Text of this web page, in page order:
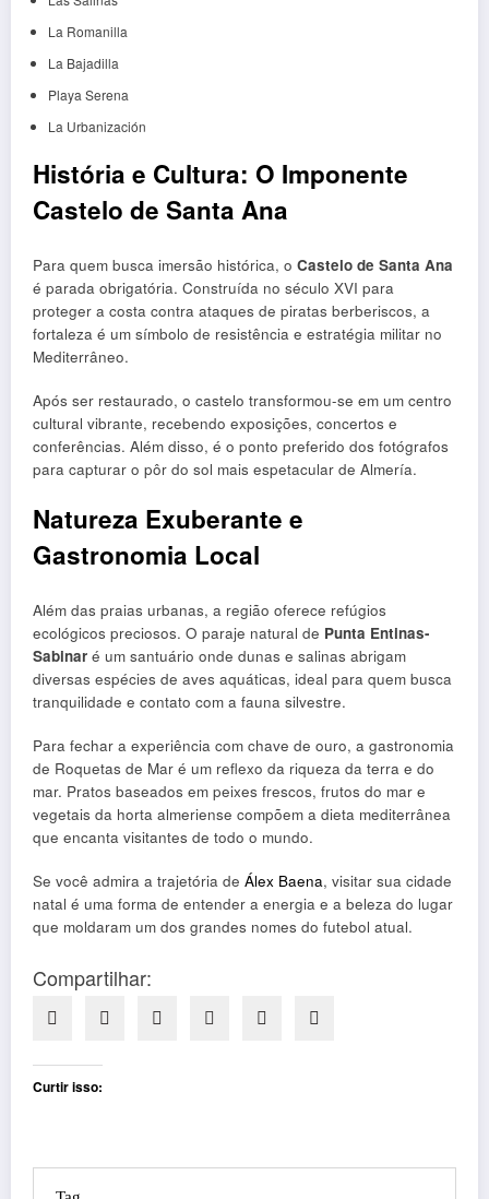
La Romanilla
La Bajadilla
Playa Serena
La Urbanización
História e Cultura: O Imponente
Castelo de Santa Ana
Para quem busca imersão histórica, o Castelo de Santa Ana
é parada obrigatória. Construída no século XVI para
proteger a costa contra ataques de piratas berberiscos, a
fortaleza é um símbolo de resistência e estratégia militar no
Mediterrâneo.
Após ser restaurado, o castelo transformou-se em um centro
cultural vibrante, recebendo exposições, concertos e
conferências. Além disso, é o ponto preferido dos fotógrafos
para capturar o pôr do sol mais espetacular de Almería.
Natureza Exuberante e
Gastronomia Local
Além das praias urbanas, a região oferece refúgios
ecológicos preciosos. O paraje natural de Punta Entinas-
Sabinar é um santuário onde dunas e salinas abrigam
diversas espécies de aves aquáticas, ideal para quem busca
tranquilidade e contato com a fauna silvestre.
Para fechar a experiência com chave de ouro, a gastronomia
de Roquetas de Mar é um reflexo da riqueza da terra e do
mar. Pratos baseados em peixes frescos, frutos do mar e
vegetais da horta almeriense compõem a dieta mediterrânea
que encanta visitantes de todo o mundo.
Se você admira a trajetória de Álex Baena, visitar sua cidade
natal é uma forma de entender a energia e a beleza do lugar
que moldaram um dos grandes nomes do futebol atual.
Compartilhar:
Curtir isso: